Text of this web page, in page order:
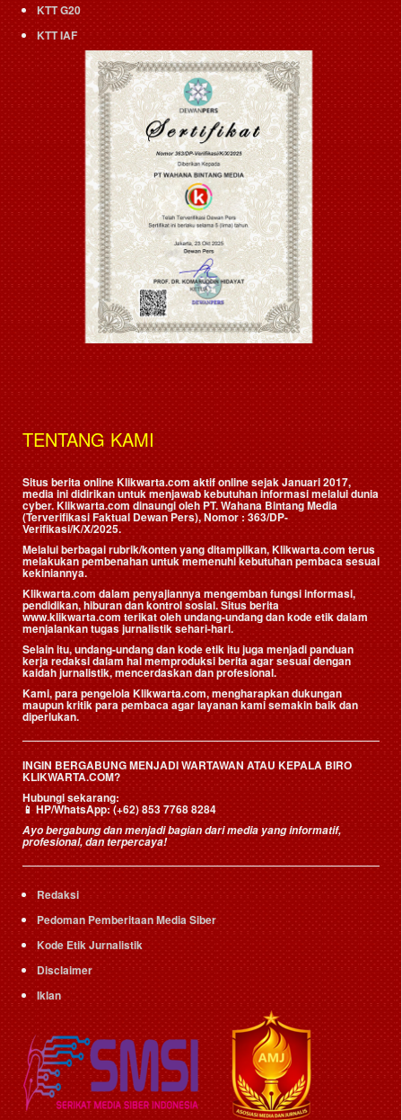
KTT G20
KTT IAF
TENTANG KAMI
Situs berita online Klikwarta.com aktif online sejak Januari 2017,
media ini didirikan untuk menjawab kebutuhan informasi melalui dunia
cyber. Klikwarta.com dinaungi oleh PT. Wahana Bintang Media
(Terverifikasi Faktual Dewan Pers), Nomor : 363/DP-
Verifikasi/K/X/2025.
Melalui berbagai rubrik/konten yang ditampilkan, Klikwarta.com terus
melakukan pembenahan untuk memenuhi kebutuhan pembaca sesuai
kekiniannya.
Klikwarta.com dalam penyajiannya mengemban fungsi informasi,
pendidikan, hiburan dan kontrol sosial. Situs berita
www.klikwarta.com terikat oleh undang-undang dan kode etik dalam
menjalankan tugas jurnalistik sehari-hari.
Selain itu, undang-undang dan kode etik itu juga menjadi panduan
kerja redaksi dalam hal memproduksi berita agar sesuai dengan
kaidah jurnalistik, mencerdaskan dan profesional.
Kami, para pengelola Klikwarta.com, mengharapkan dukungan
maupun kritik para pembaca agar layanan kami semakin baik dan
diperlukan.
INGIN BERGABUNG MENJADI WARTAWAN ATAU KEPALA BIRO
KLIKWARTA.COM?
Hubungi sekarang:
📱HP/WhatsApp:(+62) 853 7768 8284
Ayo bergabung dan menjadi bagian dari media yang informatif,
profesional, dan terpercaya!
Redaksi
Pedoman Pemberitaan Media Siber
Kode Etik Jurnalistik
Disclaimer
Iklan